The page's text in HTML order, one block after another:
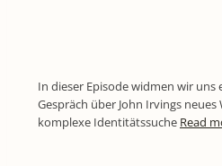
In dieser Episode widmen wir uns
Gespräch über John Irvings neues
komplexe Identitätssuche Read